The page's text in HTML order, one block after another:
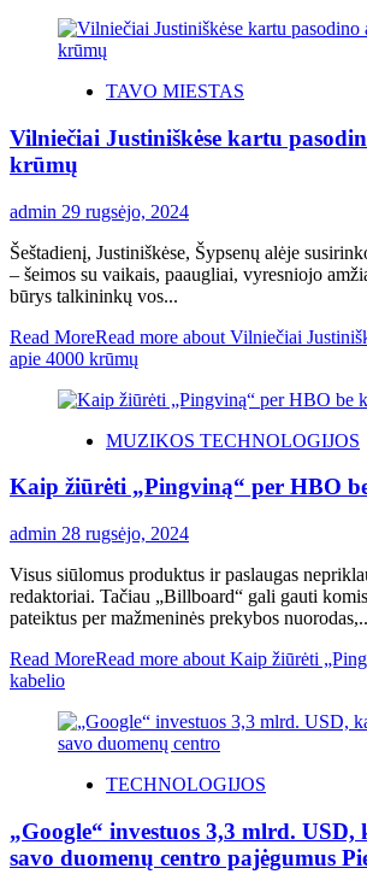
TAVO MIESTAS
Vilniečiai Justiniškėse kartu
krūmų
admin 29 rugsėjo, 2024
Šeštadienį, Justiniškėse, Šypsenų alėje
– šeimos su vaikais, paaugliai, vyresniojo
būrys talkininkų vos...
Read MoreRead more about Vilniečiai
apie 4000 krūmų
MUZIKOS TECHNOLOGIJOS
Kaip žiūrėti „Pingviną“ per HBO
admin 28 rugsėjo, 2024
Visus siūlomus produktus ir paslaugas
redaktoriai. Tačiau „Billboard“ gali gauti
pateiktus per mažmeninės prekybos
Read MoreRead more about Kaip žiūrėti
kabelio
TECHNOLOGIJOS
„Google“ investuos 3,3 mlrd.
savo duomenų centro pajėgumus